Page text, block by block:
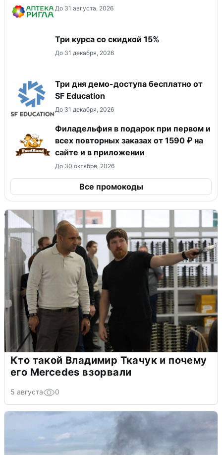
До 31 августа, 2026
Три курса со скидкой 15%
До 31 декабря, 2026
Три дня демо-доступа бесплатно от
SF Education
До 31 декабря, 2026
Филадельфия в подарок при первом и
всех повторных заказах от 1590 ₽ на
сайте и в приложении
До 30 октября, 2026
Все промокоды
Кто такой Владимир Ткачук и почему
его Mercedes взорвали
5 августа 0